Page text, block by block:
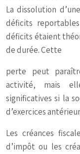
La dissolution
déficits
déficits étaient
de durée. Cette
perte peut
activité, mais
significatives si la
d’exercices
Les créances
d’impôt ou les